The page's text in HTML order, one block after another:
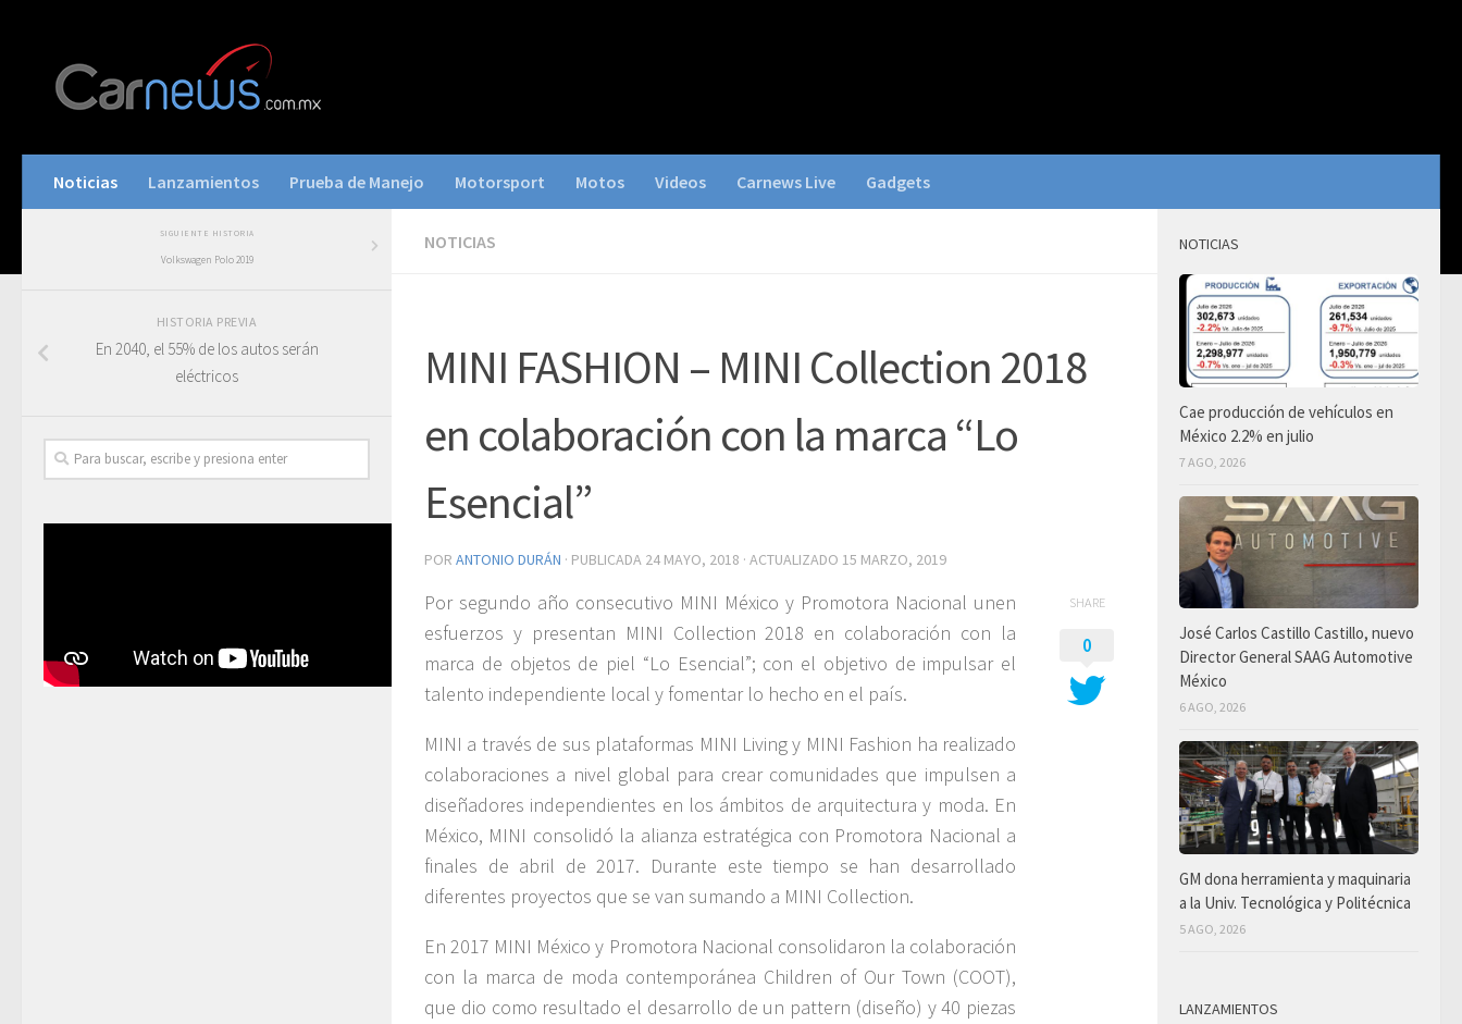
Noticias Lanzamientos Prueba de Manejo Motorsport Motos Videos Carnews Live Gadgets
NOTICIAS
MINI FASHION – MINI Collection 2018
en colaboración con la marca “Lo
Esencial”
POR ANTONIO DURÁN · PUBLICADA 24 MAYO, 2018 · ACTUALIZADO 15 MARZO, 2019
Por segundo año consecutivo MINI México y Promotora Nacional unen
esfuerzos y presentan MINI Collection 2018 en colaboración con la
marca de objetos de piel “Lo Esencial”; con el objetivo de impulsar el
talento independiente local y fomentar lo hecho en el país.
MINI a través de sus plataformas MINI Living y MINI Fashion ha realizado
colaboraciones a nivel global para crear comunidades que impulsen a
diseñadores independientes en los ámbitos de arquitectura y moda. En
México, MINI consolidó la alianza estratégica con Promotora Nacional a
finales de abril de 2017. Durante este tiempo se han desarrollado
diferentes proyectos que se van sumando a MINI Collection.
En 2017 MINI México y Promotora Nacional consolidaron la colaboración
con la marca de moda contemporánea Children of Our Town (COOT),
que dio como resultado el desarrollo de un pattern (diseño) y 40 piezas
SHARE
0
SIGUIENTE HISTORIA
Volkswagen Polo 2019
HISTORIA PREVIA
En 2040, el 55% de los autos serán
eléctricos
NOTICIAS
Cae producción de vehículos en
México 2.2% en julio
7 AGO, 2026
José Carlos Castillo Castillo, nuevo
Director General SAAG Automotive
México
6 AGO, 2026
GM dona herramienta y maquinaria
a la Univ. Tecnológica y Politécnica
5 AGO, 2026
LANZAMIENTOS